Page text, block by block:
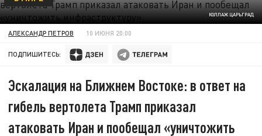
КОЛЛАЖ ЦАРЬГРАД
АЛЕКСАНДР ПЕТРОВ 10 ИЮНЯ 20:00
ПОДПИШИТЕСЬ:
Эскалация на Ближнем Востоке: в ответ на
гибель вертолета Трамп приказал
атаковать Иран и пообещал «уничтожить